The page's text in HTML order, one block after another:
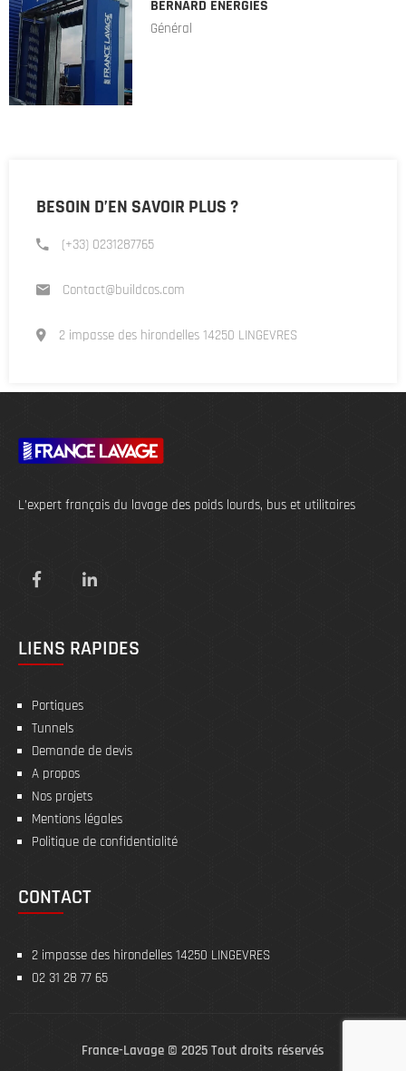
BERNARD ENERGIES
Général
BESOIN D’EN SAVOIR PLUS ?
(+33) 0231287765
Contact@buildcos.com
2 impasse des hirondelles 14250 LINGEVRES
L’expert français du lavage des poids lourds, bus et utilitaires
LIENS RAPIDES
Portiques
Tunnels
Demande de devis
A propos
Nos projets
Mentions légales
Politique de confidentialité
CONTACT
2 impasse des hirondelles 14250 LINGEVRES
02 31 28 77 65
France-Lavage © 2025 Tout droits réservés